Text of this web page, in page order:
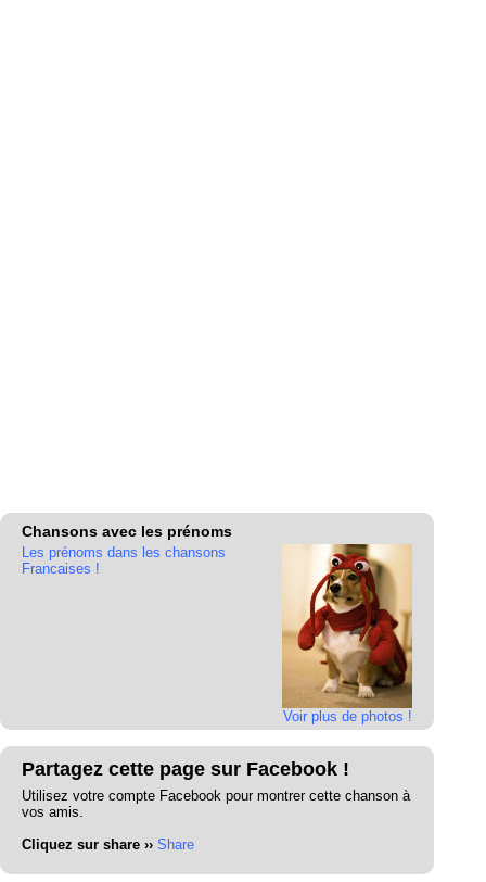
Chansons avec les prénoms
Voir plus de photos !
Les prénoms dans les chansons
Francaises !
Partagez cette page sur Facebook !
Utilisez votre compte Facebook pour montrer cette chanson à
vos amis.
Cliquez sur share ›› Share